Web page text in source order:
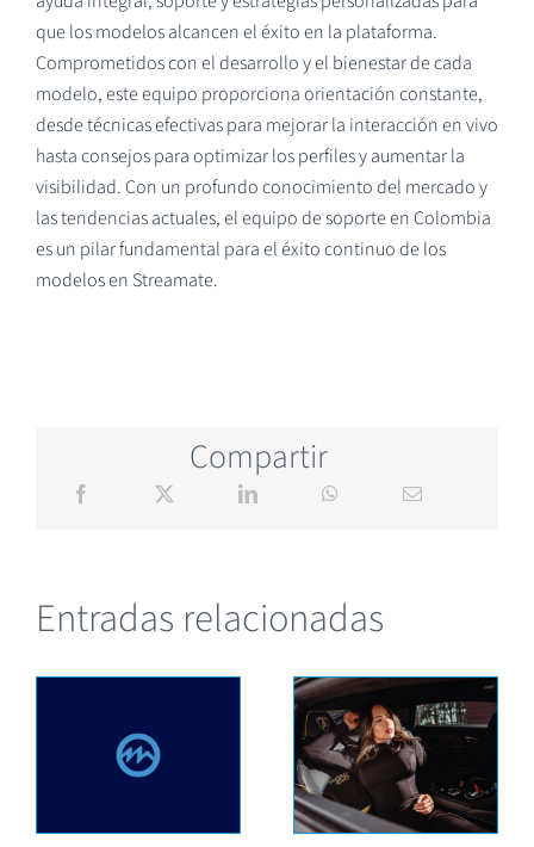
que los modelos alcancen el éxito en la plataforma.
Comprometidos con el desarrollo y el bienestar de cada
modelo, este equipo proporciona orientación constante,
desde técnicas efectivas para mejorar la interacción en vivo
hasta consejos para optimizar los perfiles y aumentar la
visibilidad. Con un profundo conocimiento del mercado y
las tendencias actuales, el equipo de soporte en Colombia
es un pilar fundamental para el éxito continuo de los
modelos en Streamate.
Compartir
Entradas relacionadas